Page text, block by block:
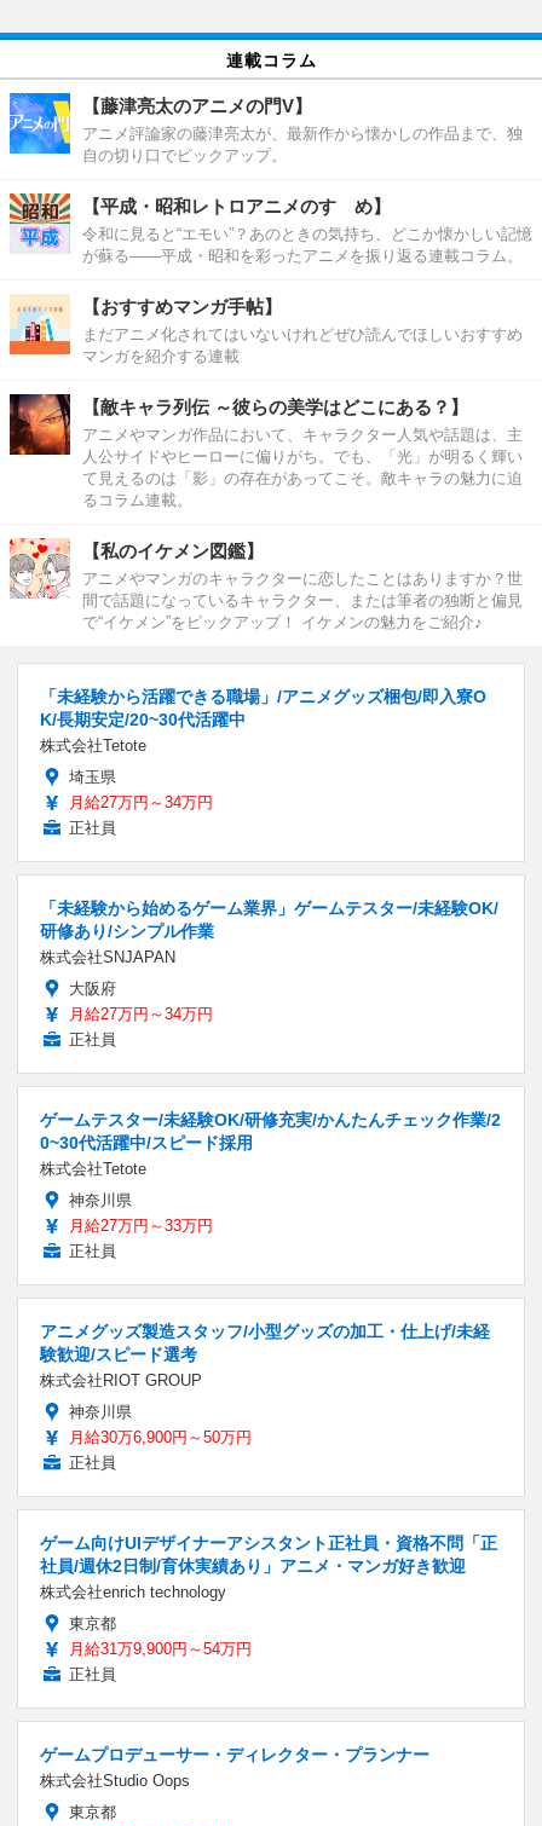
連載コラム
【藤津亮太のアニメの門V】
アニメ評論家の藤津亮太が、最新作から懐かしの作品まで、独
自の切り口でピックアップ。
【平成・昭和レトロアニメのすゝめ】
令和に見ると“エモい”？あのときの気持ち、どこか懐かしい記憶
が蘇る――平成・昭和を彩ったアニメを振り返る連載コラム。
【おすすめマンガ手帖】
まだアニメ化されてはいないけれどぜひ読んでほしいおすすめ
マンガを紹介する連載
【敵キャラ列伝 ～彼らの美学はどこにある？】
アニメやマンガ作品において、キャラクター人気や話題は、主
人公サイドやヒーローに偏りがち。でも、「光」が明るく輝い
て見えるのは「影」の存在があってこそ。敵キャラの魅力に迫
るコラム連載。
【私のイケメン図鑑】
アニメやマンガのキャラクターに恋したことはありますか？世
間で話題になっているキャラクター、または筆者の独断と偏見
で“イケメン”をピックアップ！ イケメンの魅力をご紹介♪
「未経験から活躍できる職場」/アニメグッズ梱包/即入寮O
K/長期安定/20~30代活躍中
株式会社Tetote
埼玉県
月給27万円～34万円
正社員
「未経験から始めるゲーム業界」ゲームテスター/未経験OK/
研修あり/シンプル作業
株式会社SNJAPAN
大阪府
月給27万円～34万円
正社員
ゲームテスター/未経験OK/研修充実/かんたんチェック作業/2
0~30代活躍中/スピード採用
株式会社Tetote
神奈川県
月給27万円～33万円
正社員
アニメグッズ製造スタッフ/小型グッズの加工・仕上げ/未経
験歓迎/スピード選考
株式会社RIOT GROUP
神奈川県
月給30万6,900円～50万円
正社員
ゲーム向けUIデザイナーアシスタント正社員・資格不問「正
社員/週休2日制/育休実績あり」アニメ・マンガ好き歓迎
株式会社enrich technology
東京都
月給31万9,900円～54万円
正社員
ゲームプロデューサー・ディレクター・プランナー
株式会社Studio Oops
東京都